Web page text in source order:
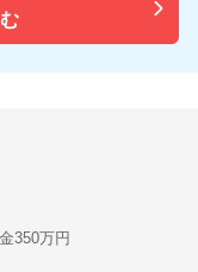
350万円